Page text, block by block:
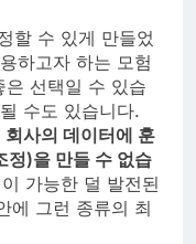
할 수 있게 만들었
하고자 하는 모험
선택일 수 있습
수도 있습니다.
사의 데이터에 훈
정)을 만들 수 없습
가능한 덜 발전된
에 그런 종류의 최